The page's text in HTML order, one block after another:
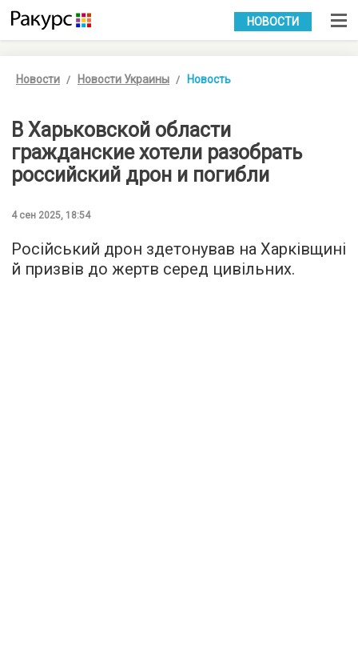
УКР РУС
НОВОСТИ
Новости Новости Украины Новость
В Харьковской области
гражданские хотели разобрать
российский дрон и погибли
4 сен 2025, 18:54
Російський дрон здетонував на Харківщині
й призвів до жертв серед цивільних.